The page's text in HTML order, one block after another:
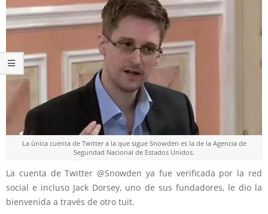
La única cuenta de Twitter a la que sigue Snowden es la de la Agencia de
Seguridad Nacional de Estados Unidos.
La cuenta de Twitter @Snowden ya fue verificada por la red
social e incluso Jack Dorsey, uno de sus fundadores, le dio la
bienvenida a través de otro tuit.